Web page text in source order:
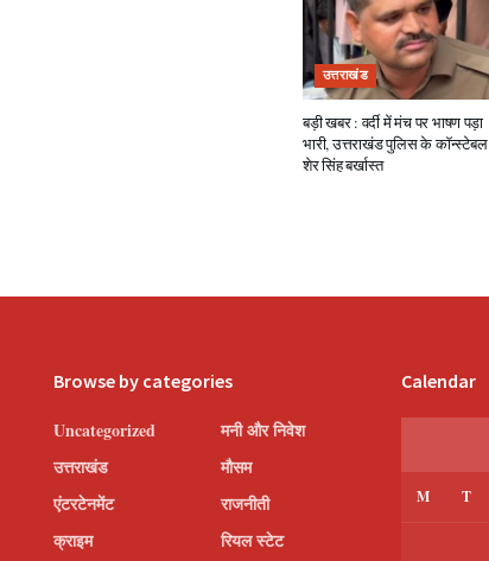
उत्तराखंड
बड़ी खबर : वर्दी में मंच पर भाषण पड़ा
भारी, उत्तराखंड पुलिस के कॉन्स्टेबल
शेर सिंह बर्खास्त
Browse by categories
Uncategorized
उत्तराखंड
एंटरटेनमेंट
क्राइम
मनी और निवेश
मौसम
राजनीती
रियल स्टेट
Calendar
M T